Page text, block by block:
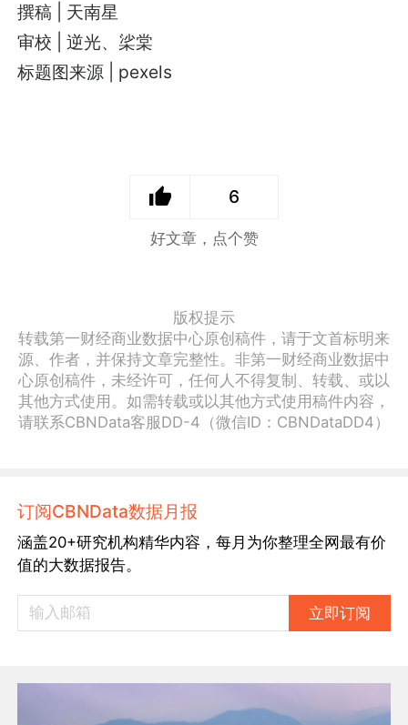
撰稿 | 天南星
审校 | 逆光、桬棠
标题图来源 | pexels
6
好文章，点个赞
版权提示
转载第一财经商业数据中心原创稿件，请于文首标明来
源、作者，并保持文章完整性。非第一财经商业数据中
心原创稿件，未经许可，任何人不得复制、转载、或以
其他方式使用。如需转载或以其他方式使用稿件内容，
请联系CBNData客服DD-4（微信ID：CBNDataDD4）
订阅CBNData数据月报
涵盖20+研究机构精华内容，每月为你整理全网最有价
值的大数据报告。
立即订阅